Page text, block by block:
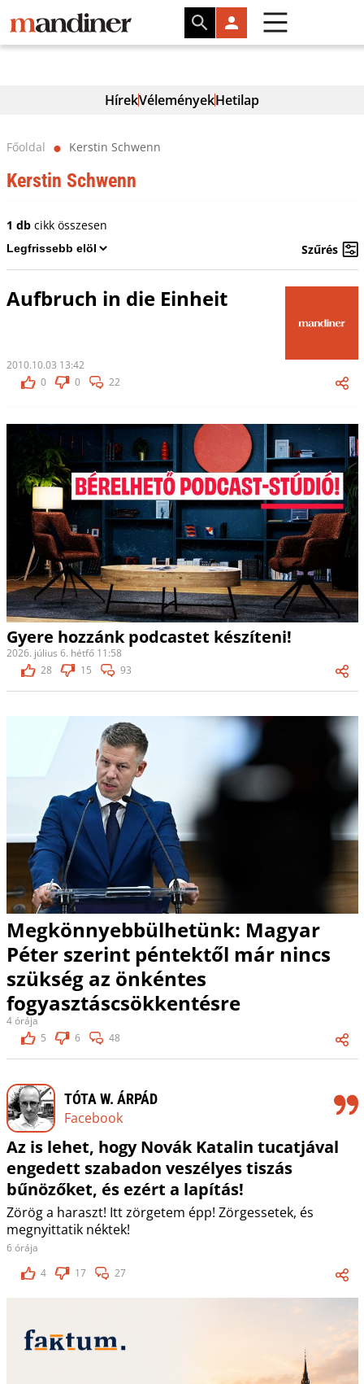
HírekVéleményekHetilap
Főoldal ⬤ Kerstin Schwenn
Kerstin Schwenn
1 dbcikk összesen
Szűrés
Aufbruch in die Einheit
2010.10.03 13:42
0
0 22
Gyere hozzánk podcastet készíteni!
2026. július 6. hétfő 11:58
28
15 93
Megkönnyebbülhetünk: Magyar
Péter szerint péntektől már nincs
szükség az önkéntes
fogyasztáscsökkentésre
4 órája
5
6 48
TÓTA W. ÁRPÁD
Facebook
Az is lehet, hogy Novák Katalin tucatjával
engedett szabadon veszélyes tiszás
bűnözőket, és ezért a lapítás!
Zörög a haraszt! Itt zörgetem épp! Zörgessetek, és
megnyittatik néktek!
6 órája
4
17 27